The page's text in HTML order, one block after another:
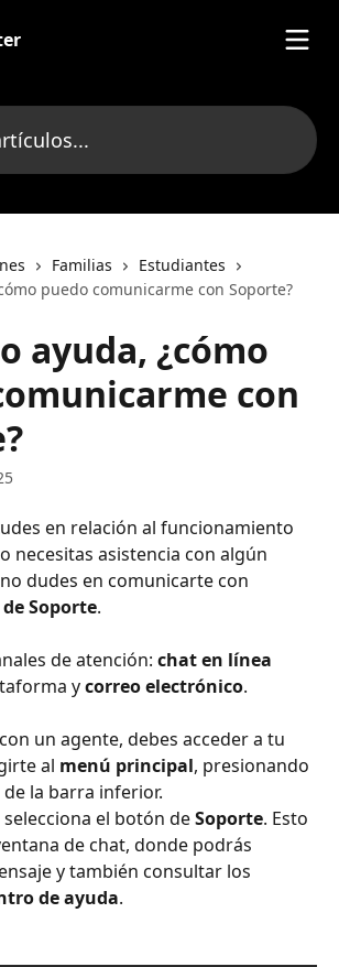
Familias
Estudiantes
puedo comunicarme con Soporte?
ayuda, ¿cómo
con
en relación al funcionamiento
necesitas asistencia con algún
dudes en comunicarte con
Soporte.
de atención: chat en línea
y correo electrónico.
un agente, debes acceder a tu
al menú principal, presionando
la barra inferior.
el botón de Soporte. Esto
de chat, donde podrás
y también consultar los
de ayuda.